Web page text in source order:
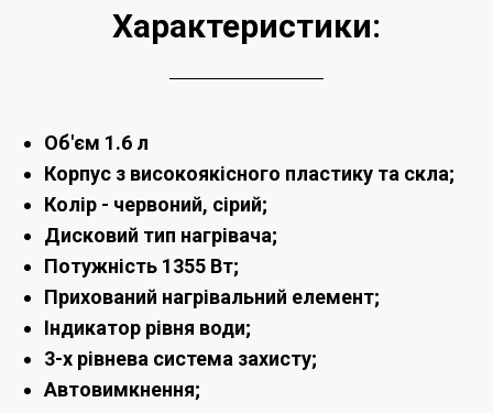
Характеристики:
Об'єм 1.6 л
Корпус з високоякісного пластику та скла;
Колір - червоний, сірий;
Дисковий тип нагрівача;
Потужність 1355 Вт;
Прихований нагрівальний елемент;
Індикатор рівня води;
3-х рівнева система захисту;
Автовимкнення;